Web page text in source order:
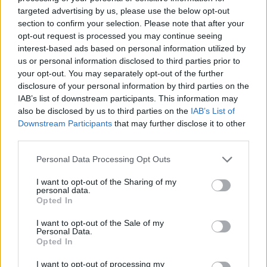
targeted advertising by us, please use the below opt-out
section to confirm your selection. Please note that after your
opt-out request is processed you may continue seeing
interest-based ads based on personal information utilized by
us or personal information disclosed to third parties prior to
your opt-out. You may separately opt-out of the further
disclosure of your personal information by third parties on the
IAB’s list of downstream participants. This information may
also be disclosed by us to third parties on the IAB’s List of
Downstream Participants that may further disclose it to other
Personal Data Processing Opt Outs
I want to opt-out of the Sharing of my
personal data.
Opted In
I want to opt-out of the Sale of my
Personal Data.
Opted In
I want to opt-out of processing my
Ќерката на Арнолд Шварценегер
објави снимки од детството за
да му го честита роденденот
(ФОТО)
ЏОРЏИ КЛУНИ И АМАЛ БЕГААТ ОД
СВОЈОТ ДОМ, пожарите во
Фрнација им дојдоа пред врата
НАЈЧИТАНИ ВО ПОСЛЕДНИ 7 ДЕНА
КАВАЧКИ КЛАН (ФОТО)
ЈА НАПУШТААТ АЛБАНИЈА, се